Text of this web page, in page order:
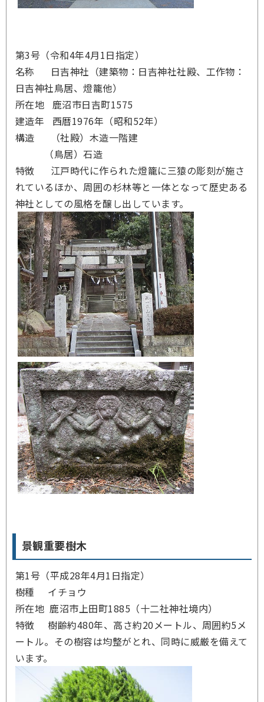
第3号（令和4年4月1日指定）
名称 日吉神社（建築物：日吉神社社殿、工作物：
日吉神社鳥居、燈籠他）
所在地 鹿沼市日吉町1575
建造年 西暦1976年（昭和52年）
構造 （社殿）木造一階建
（鳥居）石造
特徴 江戸時代に作られた燈籠に三猿の彫刻が施さ
れているほか、周囲の杉林等と一体となって歴史ある
神社としての風格を醸し出しています。
景観重要樹木
第1号（平成28年4月1日指定）
樹種 イチョウ
所在地 鹿沼市上田町1885（十二社神社境内）
特徴 樹齢約480年、高さ約20メートル、周囲約5メ
ートル。その樹容は均整がとれ、同時に威厳を備えて
います。